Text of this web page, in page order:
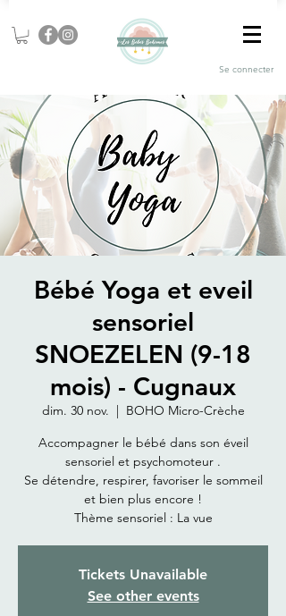
Se connecter
Bébé Yoga et eveil
sensoriel
SNOEZELEN (9-18
mois) - Cugnaux
dim. 30 nov.
  |
BOHO Micro-Crèche
Accompagner le bébé dans son éveil
sensoriel et psychomoteur .
Se détendre, respirer, favoriser le sommeil
et bien plus encore !
Thème sensoriel : La vue
Tickets Unavailable
See other events